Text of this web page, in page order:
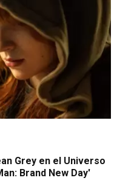
Grey en el Universo
Brand New Day'